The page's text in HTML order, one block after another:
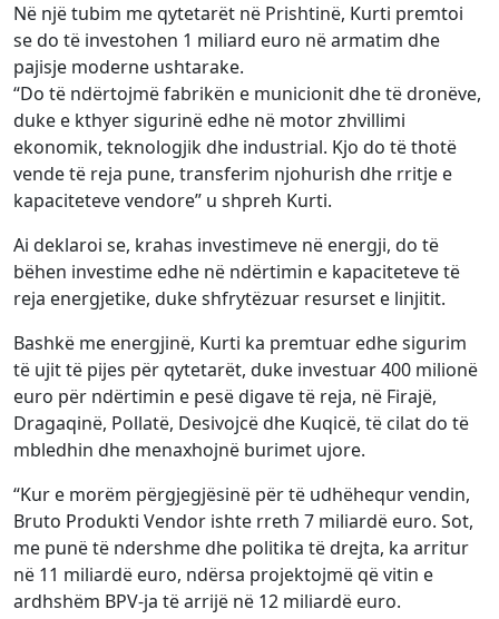
Në një tubim me qytetarët në Prishtinë, Kurti premtoi
se do të investohen 1 miliard euro në armatim dhe
pajisje moderne ushtarake.
“Do të ndërtojmë fabrikën e municionit dhe të dronëve,
duke e kthyer sigurinë edhe në motor zhvillimi
ekonomik, teknologjik dhe industrial. Kjo do të thotë
vende të reja pune, transferim njohurish dhe rritje e
kapaciteteve vendore” u shpreh Kurti.
Ai deklaroi se, krahas investimeve në energji, do të
bëhen investime edhe në ndërtimin e kapaciteteve të
reja energjetike, duke shfrytëzuar resurset e linjitit.
Bashkë me energjinë, Kurti ka premtuar edhe sigurim
të ujit të pijes për qytetarët, duke investuar 400 milionë
euro për ndërtimin e pesë digave të reja, në Firajë,
Dragaqinë, Pollatë, Desivojcë dhe Kuqicë, të cilat do të
mbledhin dhe menaxhojnë burimet ujore.
“Kur e morëm përgjegjësinë për të udhëhequr vendin,
Bruto Produkti Vendor ishte rreth 7 miliardë euro. Sot,
me punë të ndershme dhe politika të drejta, ka arritur
në 11 miliardë euro, ndërsa projektojmë që vitin e
ardhshëm BPV-ja të arrijë në 12 miliardë euro.